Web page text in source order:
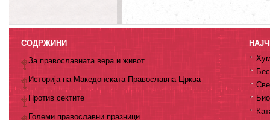
СОДРЖИНИ
За православната вера и живот...
Историја на Македонската Православна Црква
Против сектите
Големи православни празници